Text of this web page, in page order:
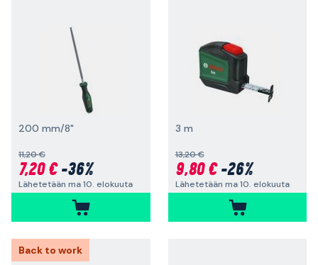
200 mm/8"
11,20 €
7,20 €-36%
Lähetetään ma 10. elokuuta
3 m
13,20 €
9,80 €-26%
Lähetetään ma 10. elokuuta
Back to work